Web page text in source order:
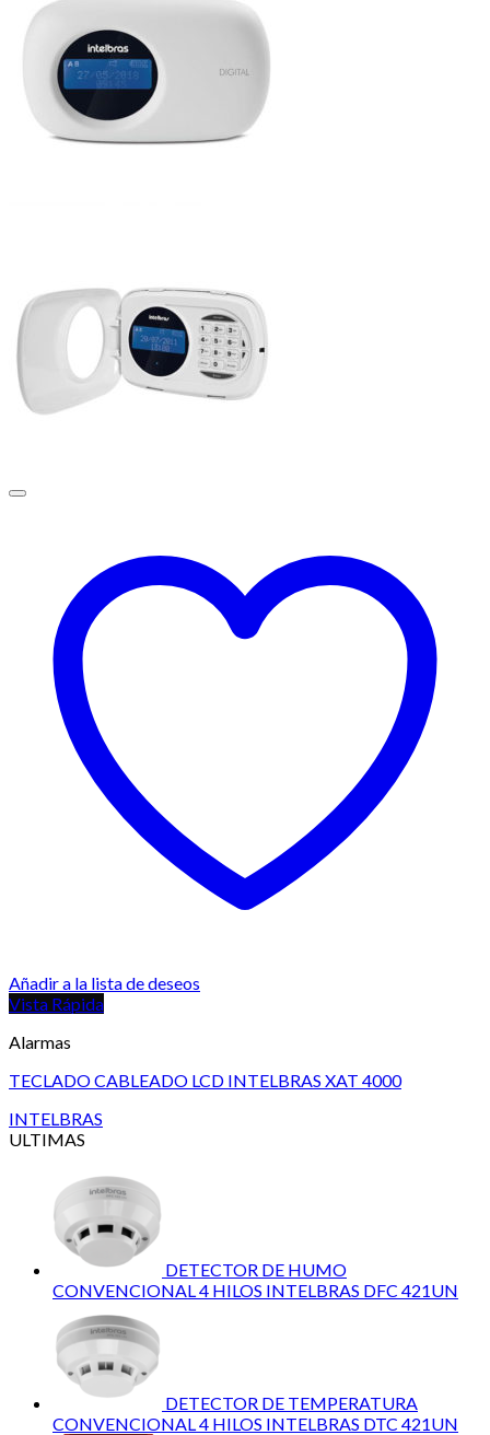
Añadir a la lista de deseos
Vista Rápida
Alarmas
TECLADO CABLEADO LCD INTELBRAS XAT 4000
INTELBRAS
ULTIMAS
DETECTOR DE HUMO
CONVENCIONAL 4 HILOS INTELBRAS DFC 421UN
DETECTOR DE TEMPERATURA
CONVENCIONAL 4 HILOS INTELBRAS DTC 421UN